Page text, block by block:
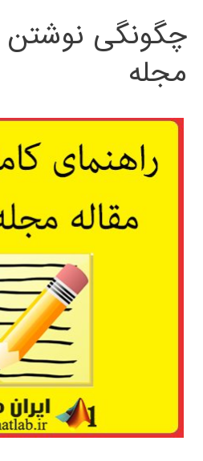
چگونگی نوشتن
مجله